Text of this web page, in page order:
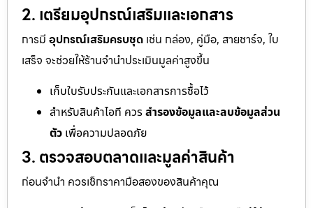
2. เตรียมอุปกรณ์เสริมและเอกสาร
การมี อุปกรณ์เสริมครบชุด เช่น กล่อง, คู่มือ, สายชาร์จ, ใบ
เสร็จ จะช่วยให้ร้านจำนำประเมินมูลค่าสูงขึ้น
เก็บใบรับประกันและเอกสารการซื้อไว้
สำหรับสินค้าไอที ควรสำรองข้อมูลและลบข้อมูลส่วน
ตัว เพื่อความปลอดภัย
3. ตรวจสอบตลาดและมูลค่าสินค้า
ก่อนจำนำ ควรเช็กราคามือสองของสินค้าคุณ